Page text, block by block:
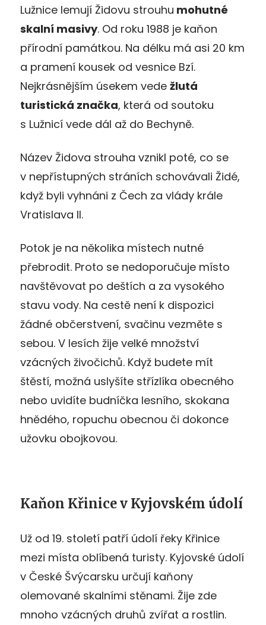
Lužnice lemují Židovu strouhu mohutné
skalní masivy. Od roku 1988 je kaňon
přírodní památkou. Na délku má asi 20 km
a pramení kousek od vesnice Bzí.
Nejkrásnějším úsekem vede žlutá
turistická značka, která od soutoku
s Lužnicí vede dál až do Bechyně.
Název Židova strouha vznikl poté, co se
v nepřístupných stráních schovávali Židé,
když byli vyhnáni z Čech za vlády krále
Vratislava II.
Potok je na několika místech nutné
přebrodit. Proto se nedoporučuje místo
navštěvovat po deštích a za vysokého
stavu vody. Na cestě není k dispozici
žádné občerstvení, svačinu vezměte s
sebou. V lesích žije velké množství
vzácných živočichů. Když budete mít
štěstí, možná uslyšíte střízlíka obecného
nebo uvidíte budníčka lesního, skokana
hnědého, ropuchu obecnou či dokonce
užovku obojkovou.
Kaňon Křinice v Kyjovském údolí
Už od 19. století patří údolí řeky Křinice
mezi místa oblíbená turisty. Kyjovské údolí
v České Švýcarsku určují kaňony
olemované skalními stěnami. Žije zde
mnoho vzácných druhů zvířat a rostlin.